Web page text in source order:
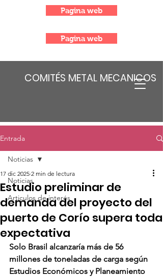
COMITÉS METAL MECANICOS
Pagina web
Pagina web
Entrada
Noticias
Articulos de interés
Noticias
Estudio preliminar de
demanda del proyecto del
puerto de Corío supera toda
expectativa
17 dic 2025 2 min de lectura
Solo Brasil alcanzaría más de 56
millones de toneladas de carga según
Estudios Económicos y Planeamiento